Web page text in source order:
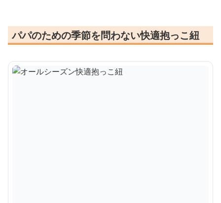
パパのための季節を問わない快適抱っこ紐